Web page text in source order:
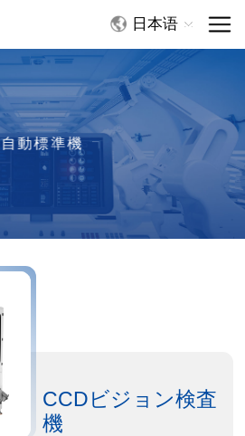
日本语
自動標準機
CCDビジョン検査
機